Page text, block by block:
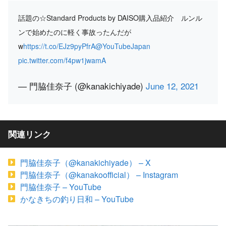
話題の☆Standard Products by DAISO購入品紹介 ルンル
ンで始めたのに軽く事故ったんだが
whttps://t.co/EJz9pyPfrA@YouTubeJapan
pic.twitter.com/f4pw1jwamA
— 門脇佳奈子 (@kanakichiyade) June 12, 2021
関連リンク
門脇佳奈子（@kanakichiyade） – X
門脇佳奈子（@kanakoofficial） – Instagram
門脇佳奈子 – YouTube
かなきちの釣り日和 – YouTube